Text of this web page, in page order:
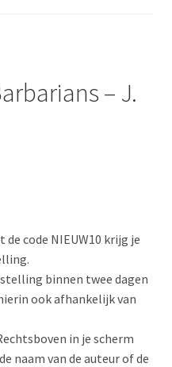
– J.
code NIEUW10 krijg je
binnen twee dagen
ook afhankelijk van
in je scherm
naam van de auteur of de